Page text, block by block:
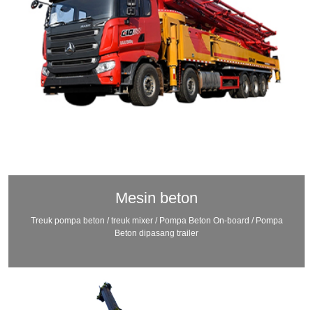
Mesin beton
Treuk pompa beton / treuk mixer / Pompa Beton On-board / Pompa
Beton dipasang trailer